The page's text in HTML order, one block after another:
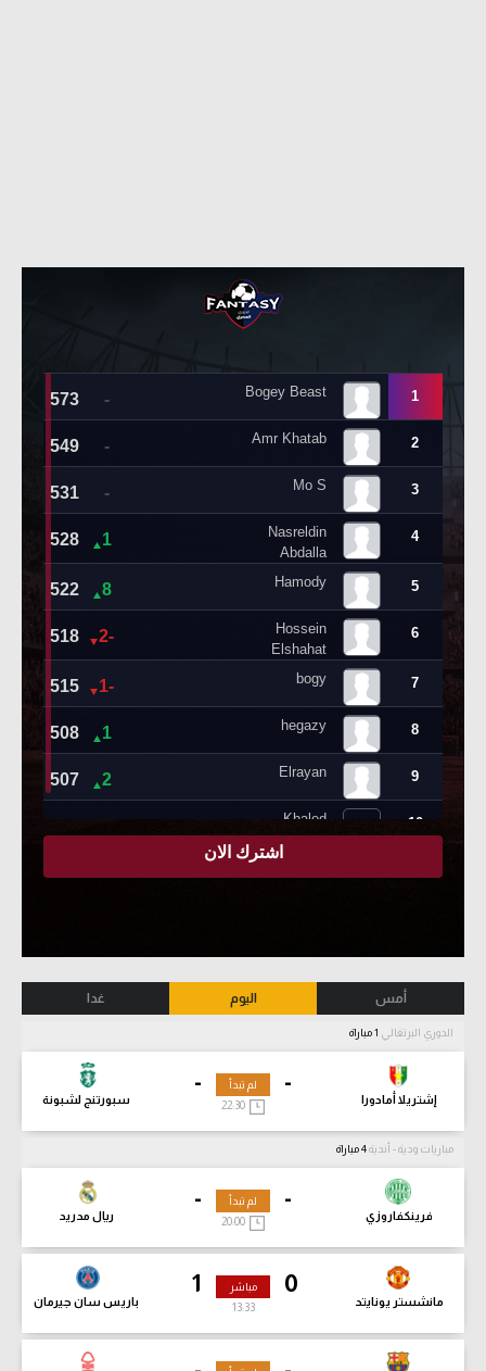
أمس اليوم غدا
الدوري البرتغالي
-
إشتريلا أمادورا
-
سبورتنج لشبونة
لم تبدأ
مباريات ودية - أندية
-
فرينكفاروزي
-
ريال مدريد
لم تبدأ
0
مانشستر يونايتد
1
باريس سان جيرمان
مباشر
13:35